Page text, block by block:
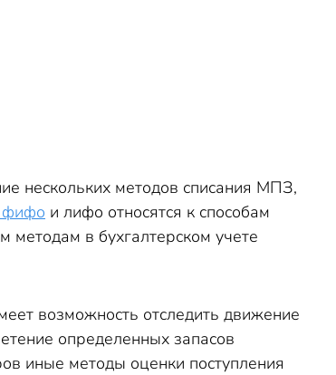
нескольких методов списания МПЗ,
фифо и лифо относятся к способам
методам в бухгалтерском учете
возможность отследить движение
определенных запасов
иные методы оценки поступления